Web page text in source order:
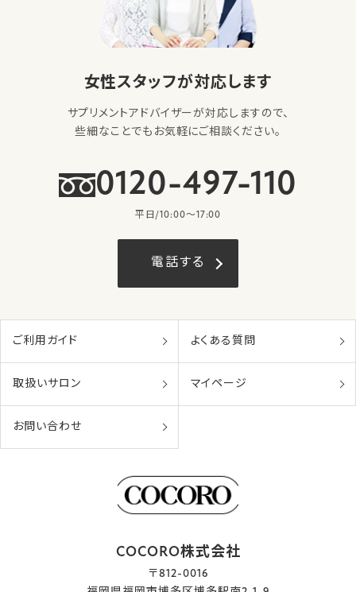
女性スタッフが対応します
サプリメントアドバイザーが対応しますので、
些細なことでもお気軽にご相談ください。
0120-497-110
平日/10:00〜17:00
電話する
ご利用ガイド よくある質問
取扱いサロン マイページ
お問い合わせ
COCORO株式会社
〒812-0016